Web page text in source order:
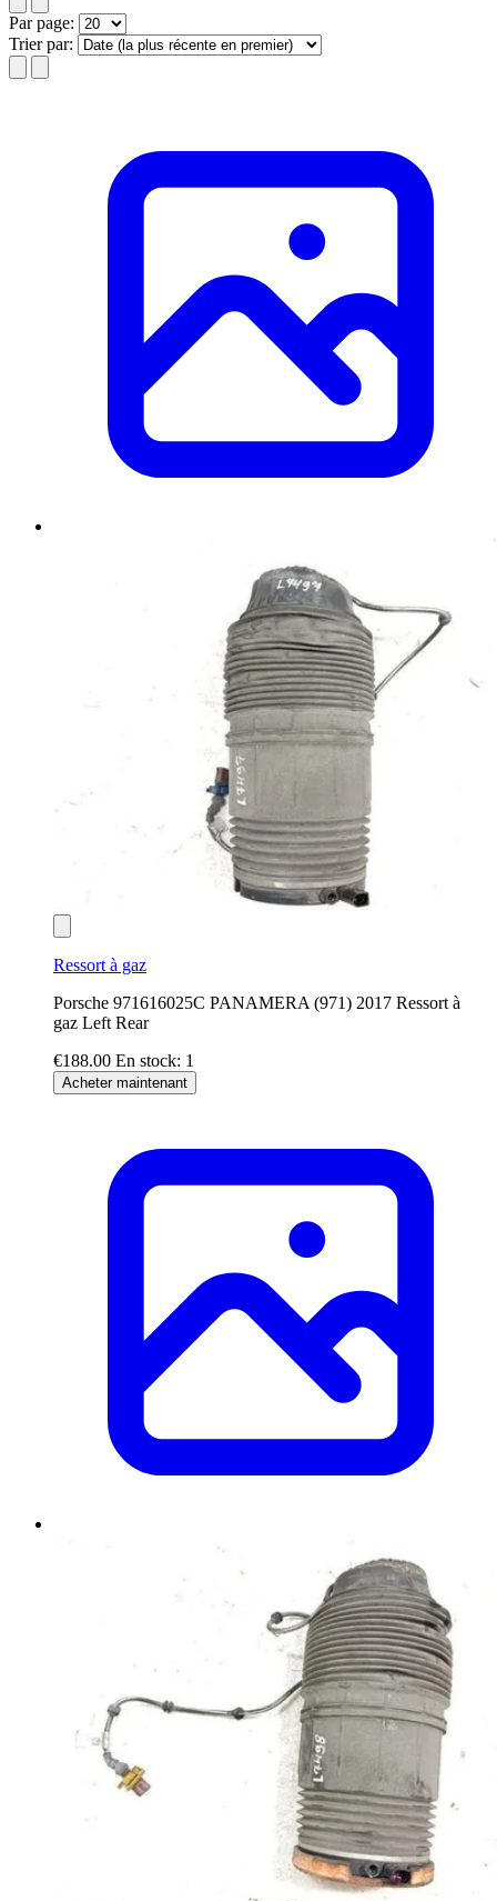
Par page:
Trier par:
Ressort à gaz
Porsche 971616025C PANAMERA (971) 2017 Ressort à
gaz Left Rear
€188.00 En stock: 1
Acheter maintenant